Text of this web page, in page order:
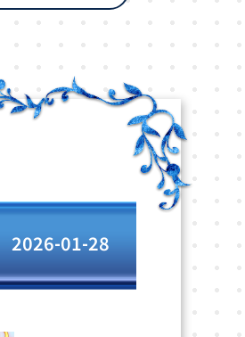
2026-01-28